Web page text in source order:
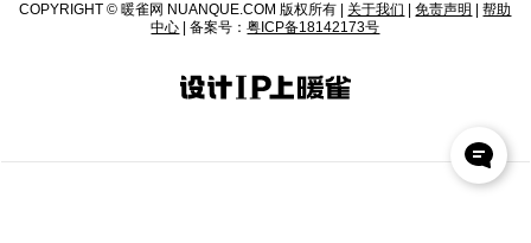
COPYRIGHT © 暖雀网 NUANQUE.COM 版权所有 | 关于我们 |免责声明 |帮助
中心 | 备案号：粤ICP备18142173号